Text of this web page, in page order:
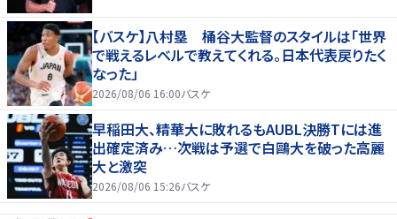
【バスケ】八村塁 桶谷大監督のスタイルは「世界
で戦えるレベルで教えてくれる。日本代表戻りたく
なった」
2026/08/06 16:00バスケ
早稲田大、精華大に敗れるもAUBL決勝Tには進
出確定済み…次戦は予選で白鷗大を破った高麗
大と激突
2026/08/06 15:26バスケ